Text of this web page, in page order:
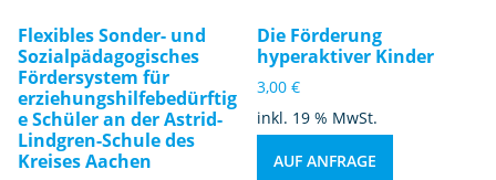
Flexibles Sonder- und
Sozialpädagogisches
Fördersystem für
erziehungshilfebedürftig
e Schüler an der Astrid-
Lindgren-Schule des
Kreises Aachen
Die Förderung
hyperaktiver Kinder
3,00€
inkl. 19 % MwSt.
AUF ANFRAGE